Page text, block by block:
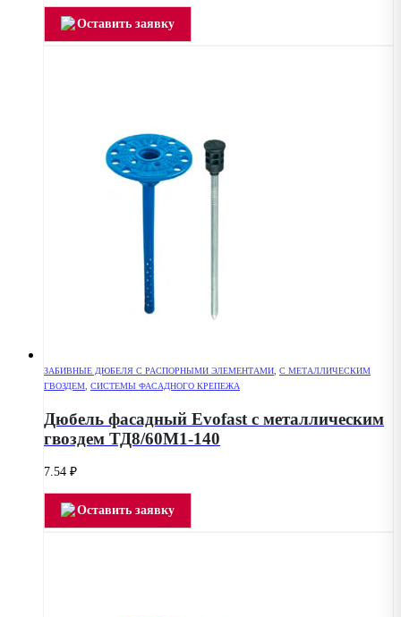
Оставить заявку
ЗАБИВНЫЕ ДЮБЕЛЯ С РАСПОРНЫМИ ЭЛЕМЕНТАМИ С МЕТАЛЛИЧЕСКИМ
ГВОЗДЕМ СИСТЕМЫ ФАСАДНОГО КРЕПЕЖА
Дюбель фасадный Evofast с металлическим
гвоздем ТД8/60М1-140
7.54 ₽
Оставить заявку